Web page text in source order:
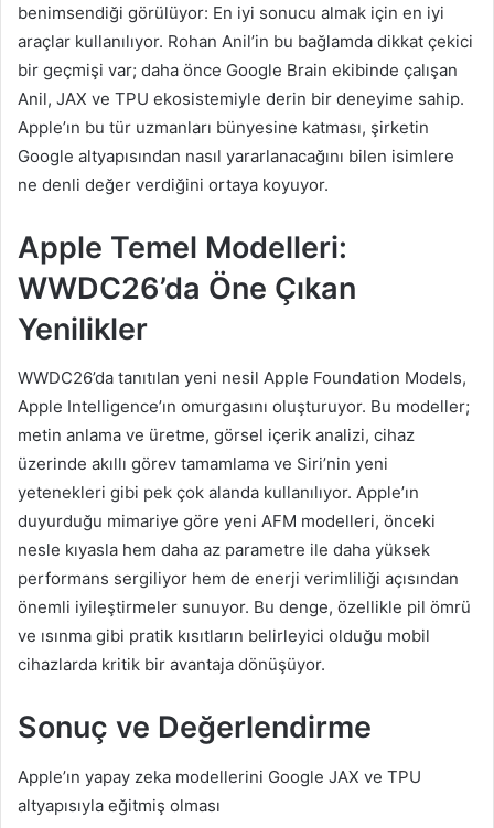
benimsendiği görülüyor: En iyi sonucu almak için en iyi
araçlar kullanılıyor. Rohan Anil’in bu bağlamda dikkat çekici
bir geçmişi var; daha önce Google Brain ekibinde çalışan
Anil, JAX ve TPU ekosistemiyle derin bir deneyime sahip.
Apple’ın bu tür uzmanları bünyesine katması, şirketin
Google altyapısından nasıl yararlanacağını bilen isimlere
ne denli değer verdiğini ortaya koyuyor.
Apple Temel Modelleri:
WWDC26’da Öne Çıkan
Yenilikler
WWDC26’da tanıtılan yeni nesil Apple Foundation Models,
Apple Intelligence’ın omurgasını oluşturuyor. Bu modeller;
metin anlama ve üretme, görsel içerik analizi, cihaz
üzerinde akıllı görev tamamlama ve Siri’nin yeni
yetenekleri gibi pek çok alanda kullanılıyor. Apple’ın
duyurduğu mimariye göre yeni AFM modelleri, önceki
nesle kıyasla hem daha az parametre ile daha yüksek
performans sergiliyor hem de enerji verimliliği açısından
önemli iyileştirmeler sunuyor. Bu denge, özellikle pil ömrü
ve ısınma gibi pratik kısıtların belirleyici olduğu mobil
cihazlarda kritik bir avantaja dönüşüyor.
Sonuç ve Değerlendirme
Apple’ın yapay zeka modellerini Google JAX ve TPU
altyapısıyla eğitmiş olması